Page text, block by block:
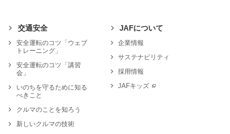
交通安全
安全運転のコツ「ウェブ
トレーニング」
安全運転のコツ「講習
会」
いのちを守るために知る
べきこと
クルマのことを知ろう
新しいクルマの技術
JAFについて
企業情報
サステナビリティ
採用情報
JAFキッズ